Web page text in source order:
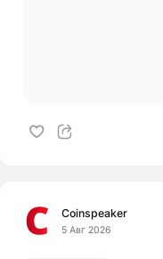
Coinspeaker
5 Авг 2026